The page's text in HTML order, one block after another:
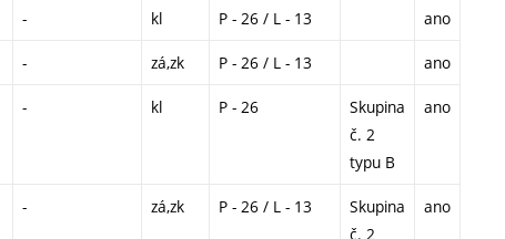
- kl P - 26 / L - 13 ano
- zá,zk P - 26 / L - 13 ano
- kl P - 26
Skupina
č. 2
typu B
ano
- zá,zk P - 26 / L - 13
Skupina
č. 2
ano